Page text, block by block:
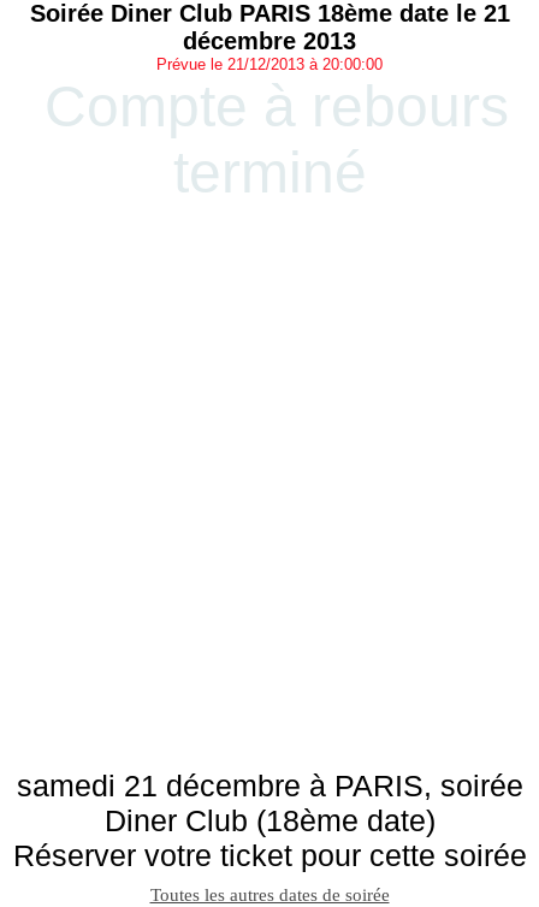
Soirée Diner Club PARIS 18ème date le 21
décembre 2013
Prévue le 21/12/2013 à 20:00:00
Compte à rebours
terminé
samedi 21 décembre à PARIS, soirée
Diner Club (18ème date)
Réserver votre ticket pour cette soirée
Toutes les autres dates de soirée